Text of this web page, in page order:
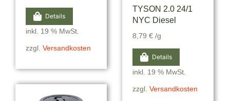
Details
inkl. 19 % MwSt.
zzgl. Versandkosten
TYSON 2.0 24/1
NYC Diesel
8,79 € /g
Details
inkl. 19 % MwSt.
zzgl. Versandkosten